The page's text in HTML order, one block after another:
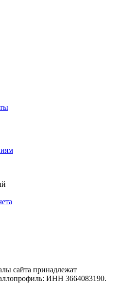
сайта принадлежат
ИНН 3664083190.